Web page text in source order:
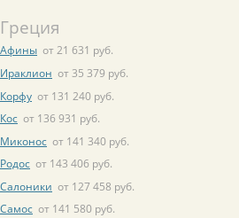
Греция
Афины от 21 631 руб.
Ираклион от 35 379 руб.
Корфу от 131 240 руб.
Кос от 136 931 руб.
Миконос от 141 340 руб.
Родос от 143 406 руб.
Салоники от 127 458 руб.
Самос от 141 580 руб.